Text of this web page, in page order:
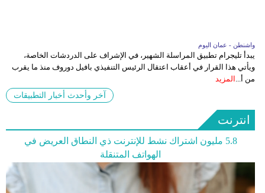
واشنطن - عمان اليوم
يبدأ تليجرام تطبيق المراسلة الشهير، في الإشراف على الدردشات الخاصة،
ويأتي هذا القرار في أعقاب اعتقال الرئيس التنفيذي بافيل دوروف منذ ما يقرب
من أ... المزيد
آخر وأحدث أخبار التطبيقات
انترنت
5.8 مليون اشتراك نشط للإنترنت ذي النطاق العريض في
الهواتف المتنقلة